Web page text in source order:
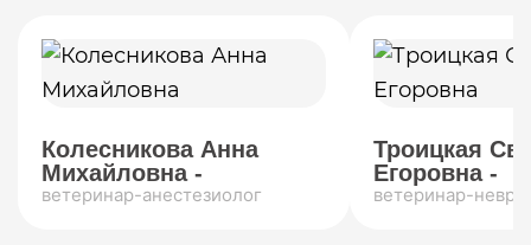
Колесникова Анна
Михайловна -
ветеринар-анестезиолог
Троицкая
Егоровна -
ветеринар-